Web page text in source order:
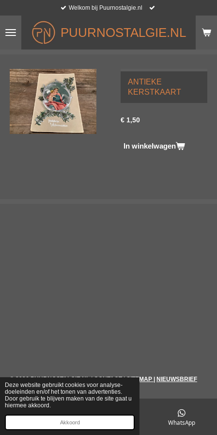
Deze website gebruikt cookies voor analyse-
doeleinden en/of het tonen van advertenties.
Door gebruik te blijven maken van de site gaat u
hiermee akkoord.
Akkoord
naar
hoofdinhoud
PUURNOSTALGIE.NL
Welkom bij Puurnostalgie.nl
ANTIEKE
KERSTKAART
€ 1,50
In winkelwagen
© 2026 PUURNOSTALGIE.NL|CONTACT|SITEMAP NIEUWSBRIEF
WhatsApp